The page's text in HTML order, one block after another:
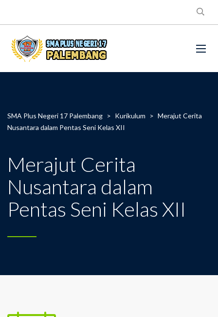
SMA Plus Negeri 17 Palembang > Kurikulum > Merajut Cerita
Nusantara dalam Pentas Seni Kelas XII
Merajut Cerita
Nusantara dalam
Pentas Seni Kelas XII